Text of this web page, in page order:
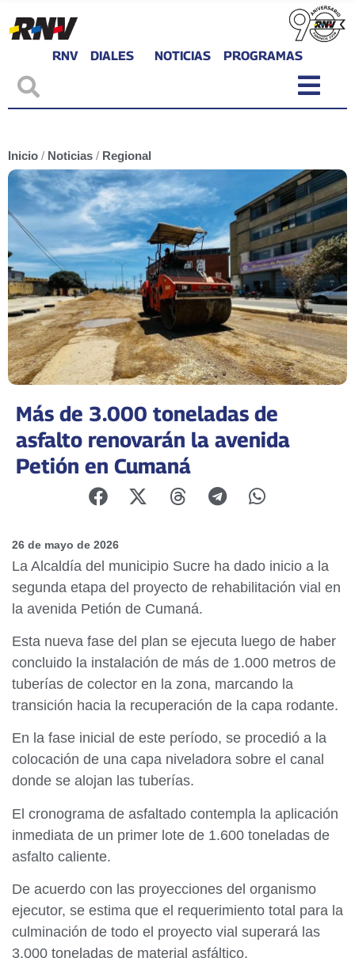
RNV DIALES NOTICIAS PROGRAMAS
Inicio / Noticias / Regional
Más de 3.000 toneladas de
asfalto renovarán la avenida
Petión en Cumaná
26 de mayo de 2026
La Alcaldía del municipio Sucre ha dado inicio a la
segunda etapa del proyecto de rehabilitación vial en
la avenida Petión de Cumaná.
Esta nueva fase del plan se ejecuta luego de haber
concluido la instalación de más de 1.000 metros de
tuberías de colector en la zona, marcando la
transición hacia la recuperación de la capa rodante.
En la fase inicial de este período, se procedió a la
colocación de una capa niveladora sobre el canal
donde se alojan las tuberías.
El cronograma de asfaltado contempla la aplicación
inmediata de un primer lote de 1.600 toneladas de
asfalto caliente.
De acuerdo con las proyecciones del organismo
ejecutor, se estima que el requerimiento total para la
culminación de todo el proyecto vial superará las
3.000 toneladas de material asfáltico.